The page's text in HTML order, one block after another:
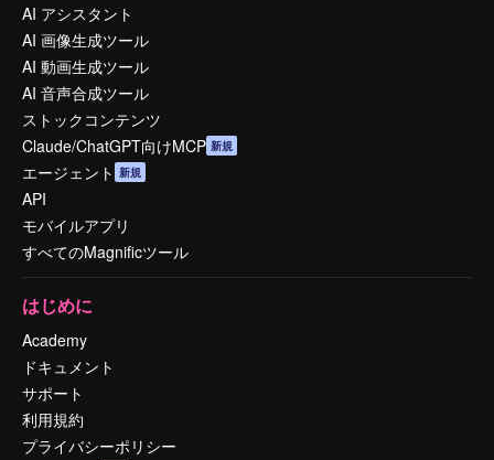
AI アシスタント
AI 画像生成ツール
AI 動画生成ツール
AI 音声合成ツール
ストックコンテンツ
Claude/ChatGPT向けMCP 新規
エージェント 新規
API
モバイルアプリ
すべてのMagnificツール
はじめに
Academy
ドキュメント
サポート
利用規約
プライバシーポリシー